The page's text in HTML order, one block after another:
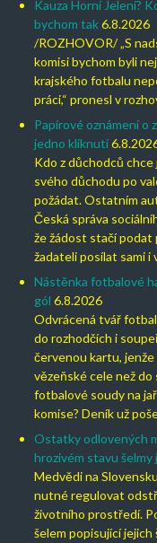
Kauza Horní Jelení?
bychom tak 6.8.2026
/ROZHOVOR/ „S
komisi bychom byli
krajského fotbalu
práci,“ pronesl v
Papírové oznámení o
jedno kliknutí
Kdo z důchodců
svého důchodu po
požádat. Ostatním
Česká správa
že žádost stačí podat
žadateli posílat sami i
Nástěnka fotbalové
gól 6.8.2026
Odvrácená tvář
do rozhodčích i
červenou kartu, jenže
vězeňské cele než
fotbalové soudy na
komise? Deník už
Ostatky odlovených
hrozivém stavu šelmy
Medvědi na
nutné regulovat
životního prostředí.
šelem popisující